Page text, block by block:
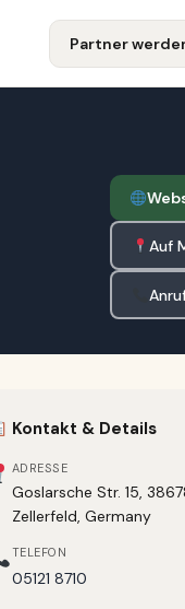
Partner
Auf
Kontakt & Details
ADRESSE
Goslarsche Str. 15,
Zellerfeld, Germany
TELEFON
05121 8710